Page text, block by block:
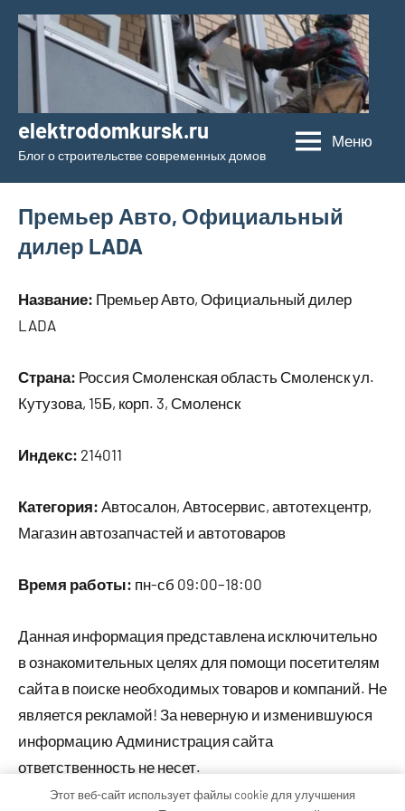
Перейти
содержимому
elektrodomkursk.ru
Блог о строительстве современных домов
Меню
Премьер Авто, Официальный
дилер LADA
Название: Премьер Авто, Официальный дилер
LADA
Страна: Россия Смоленская область Смоленск ул.
Кутузова, 15Б, корп. 3, Смоленск
Индекс: 214011
Категория: Автосалон, Автосервис, автотехцентр,
Магазин автозапчастей и автотоваров
Время работы: пн-сб 09:00–18:00
Данная информация представлена исключительно
в ознакомительных целях для помощи посетителям
сайта в поиске необходимых товаров и компаний. Не
является рекламой! За неверную и изменившуюся
информацию Администрация сайта
ответственность не несет.
Этот веб-сайт использует файлы cookie для улучшения